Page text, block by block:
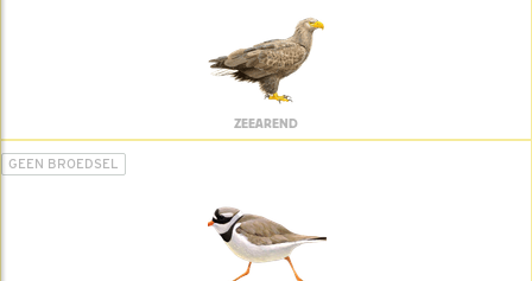
ZEEAREND
GEEN BROEDSEL